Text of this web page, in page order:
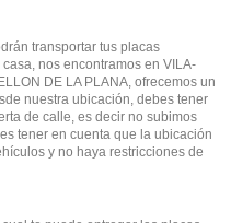
transportar tus placas
nos encontramos en VILA-
DE LA PLANA, ofrecemos un
nuestra ubicación, debes tener
de calle, es decir no subimos
tener en cuenta que la ubicación
y no haya restricciones de